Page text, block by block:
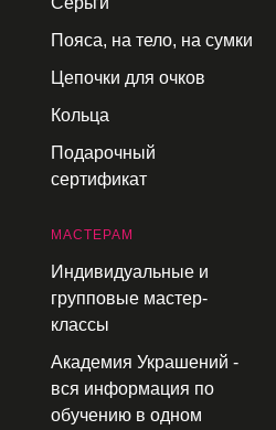
Пояса, на тело, на сумки
Цепочки для очков
Кольца
Подарочный
сертификат
МАСТЕРАМ
Индивидуальные и
групповые мастер-
классы
Академия Украшений -
вся информация по
обучению в одном